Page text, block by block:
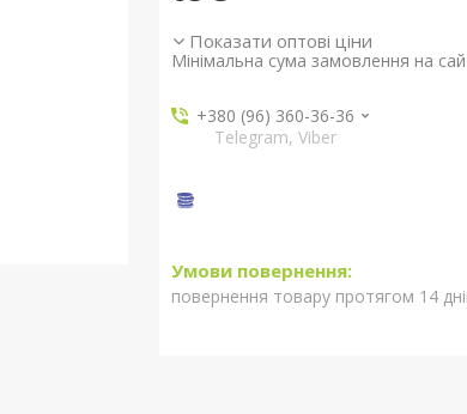
Показати оптові ціни
Мінімальна сума замовлення на
+380 (96) 360-36-36
Telegram, Viber
повернення товару протягом 14